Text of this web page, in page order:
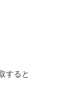
すると